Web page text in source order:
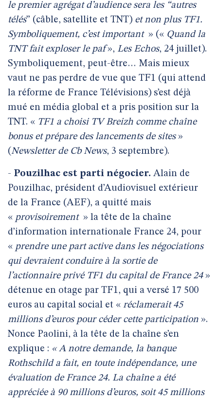
le premier agrégat d’audience sera les “autres
télés” (câble, satellite et TNT) et non plus TF1.
Symboliquement, c’est important » (« Quand la
TNT fait exploser le paf», Les Echos, 24 juillet).
Symboliquement, peut-être… Mais mieux
vaut ne pas perdre de vue que TF1 (qui attend
la réforme de France Télévisions) s’est déjà
mué en média global et a pris position sur la
TNT. « TF1 a choisi TV Breizh comme chaîne
bonus et prépare des lancements de sites»
(Newsletter de Cb News, 3 septembre).
- Pouzilhac est parti négocier. Alain de
Pouzilhac, président d’Audiovisuel extérieur
de la France (AEF), a quitté mais
« provisoirement » la tête de la chaîne
d’information internationale France 24, pour
« prendre une part active dans les négociations
qui devraient conduire à la sortie de
l’actionnaire privé TF1 du capital de France 24»
détenue en otage par TF1, qui a versé 17 500
euros au capital social et « réclamerait 45
millions d’euros pour céder cette participation ».
Nonce Paolini, à la tête de la chaîne s’en
explique : « A notre demande, la banque
Rothschild a fait, en toute indépendance, une
évaluation de France 24. La chaîne a été
appréciée à 90 millions d’euros, soit 45 millions